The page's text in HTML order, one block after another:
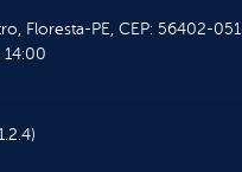
Floresta-PE, CEP: 56402-051